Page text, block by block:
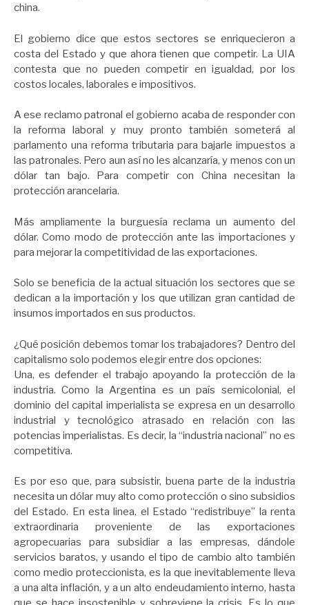
china.
El gobierno dice que estos sectores se enriquecieron a
costa del Estado y que ahora tienen que competir. La UIA
contesta que no pueden competir en igualdad, por los
costos locales, laborales e impositivos.
A ese reclamo patronal el gobierno acaba de responder con
la reforma laboral y muy pronto también someterá al
parlamento una reforma tributaria para bajarle impuestos a
las patronales. Pero aun así no les alcanzaría, y menos con un
dólar tan bajo. Para competir con China necesitan la
protección arancelaria.
Más ampliamente la burguesía reclama un aumento del
dólar. Como modo de protección ante las importaciones y
para mejorar la competitividad de las exportaciones.
Solo se beneficia de la actual situación los sectores que se
dedican a la importación y los que utilizan gran cantidad de
insumos importados en sus productos.
¿Qué posición debemos tomar los trabajadores? Dentro del
capitalismo solo podemos elegir entre dos opciones:
Una, es defender el trabajo apoyando la protección de la
industria. Como la Argentina es un país semicolonial, el
dominio del capital imperialista se expresa en un desarrollo
industrial y tecnológico atrasado en relación con las
potencias imperialistas. Es decir, la “industria nacional” no es
competitiva.
Es por eso que, para subsistir, buena parte de la industria
necesita un dólar muy alto como protección o sino subsidios
del Estado. En esta linea, el Estado “redistribuye” la renta
extraordinaria proveniente de las exportaciones
agropecuarias para subsidiar a las empresas, dándole
servicios baratos, y usando el tipo de cambio alto también
como medio proteccionista, es la que inevitablemente lleva
a una alta inflación, y a un alto endeudamiento interno, hasta